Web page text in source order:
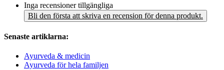
Inga recensioner tillgängliga
Bli den första att skriva en recension för denna produkt.
Senaste artiklarna:
Ayurveda & medicin
Ayurveda för hela familjen